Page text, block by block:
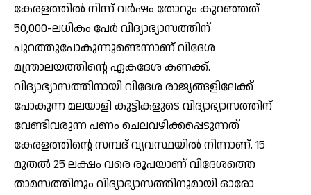
കേരളത്തില്‍ നിന്ന് വര്‍ഷം തോറും കുറഞ്ഞത്
50,000-ലധികം പേര്‍ വിദ്യാഭ്യാസത്തിന്
പുറത്തുപോകുന്നുണ്ടെന്നാണ് വിദേശ
മന്ത്രാലയത്തിന്റെ ഏകദേശ കണക്ക്.
വിദ്യാഭ്യാസത്തിനായി വിദേശ രാജ്യങ്ങളിലേക്ക്
പോകുന്ന മലയാളി കുട്ടികളുടെ വിദ്യാഭ്യാസത്തിന്
വേണ്ടിവരുന്ന പണം ചെലവഴിക്കപ്പെടുന്നത്
കേരളത്തിന്റെ സമ്പദ് വ്യവസ്ഥയില്‍ നിന്നാണ്. 15
മുതല്‍ 25 ലക്ഷം വരെ രൂപയാണ് വിദേശത്തെ
താമസത്തിനും വിദ്യാഭ്യാസത്തിനുമായി ഓരോ